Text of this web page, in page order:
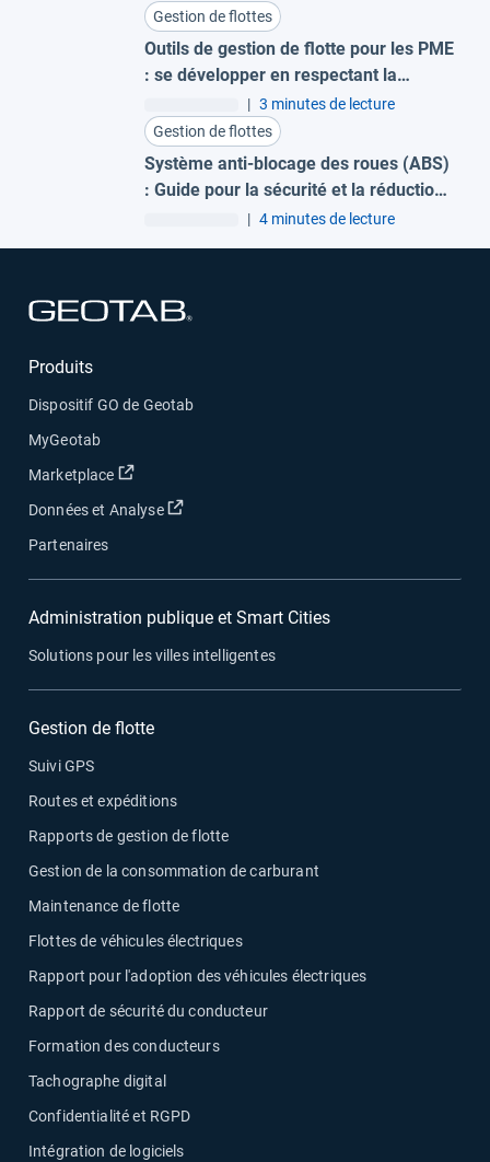
Gestion de flottes
Outils de gestion de flotte pour les PME
: se développer en respectant la
réglementation européenne
| 3 minutes de lecture
Gestion de flottes
Système anti-blocage des roues (ABS)
: Guide pour la sécurité et la réduction
des accidents| 4 minutes de lecture
Produits
Dispositif GO de Geotab
MyGeotab
Marketplace
Ouvrir dans une nouvelle fenêtre
Données et Analyse Ouvrir dans une nouvelle fenêtre
Partenaires
Administration publique et Smart Cities
Solutions pour les villes intelligentes
Gestion de flotte
Suivi GPS
Routes et expéditions
Rapports de gestion de flotte
Gestion de la consommation de carburant
Maintenance de flotte
Flottes de véhicules électriques
Rapport pour l'adoption des véhicules électriques
Rapport de sécurité du conducteur
Formation des conducteurs
Tachographe digital
Confidentialité et RGPD
Intégration de logiciels